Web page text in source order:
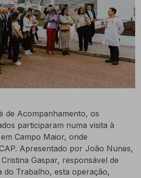
de Acompanhamento, os
participaram numa visita à
Campo Maior, onde
Apresentado por João Nunes,
Gaspar, responsável de
do Trabalho, esta operação,